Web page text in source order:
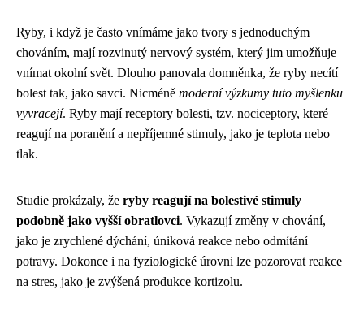
Ryby, i když je často vnímáme jako tvory s jednoduchým
chováním, mají rozvinutý nervový systém, který jim umožňuje
vnímat okolní svět. Dlouho panovala domněnka, že ryby necítí
bolest tak, jako savci. Nicméně moderní výzkumy tuto myšlenku
vyvracejí. Ryby mají receptory bolesti, tzv. nociceptory, které
reagují na poranění a nepříjemné stimuly, jako je teplota nebo
tlak.
Studie prokázaly, že ryby reagují na bolestivé stimuly
podobně jako vyšší obratlovci. Vykazují změny v chování,
jako je zrychlené dýchání, úniková reakce nebo odmítání
potravy. Dokonce i na fyziologické úrovni lze pozorovat reakce
na stres, jako je zvýšená produkce kortizolu.